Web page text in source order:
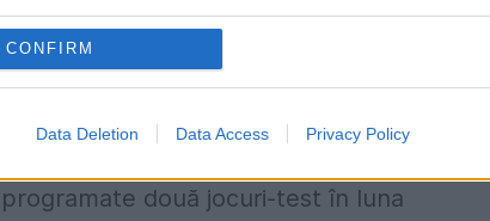
CONFIRM
Data Deletion Data Access Privacy Policy
pentru „Stejari”, în noiembrie. Unde
avea loc „testele”
programate două jocuri-test în luna